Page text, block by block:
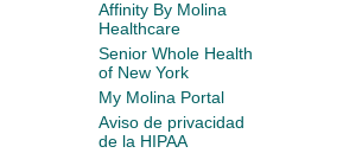
Affinity By Molina
Healthcare
Senior Whole Health
of New York
My Molina Portal
Aviso de privacidad
de la HIPAA